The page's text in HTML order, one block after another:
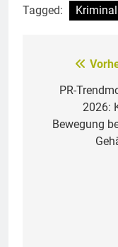
Tagged:
PR-
2026:
Bewegung